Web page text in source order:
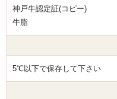
神戸牛認定証(コピー)
牛脂
5℃以下で保存して下さい